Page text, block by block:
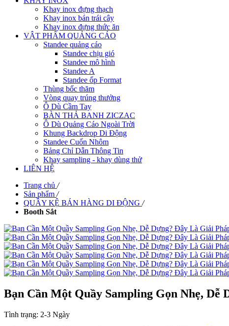
Khay inox đựng thạch
Khay inox bán trái cây
Khay inox đựng thức ăn
VẬT PHẨM QUẢNG CÁO
Standee quảng cáo
Standee chịu gió
Standee mô hình
Standee A
Standee ốp Format
Thùng bốc thăm
Vòng quay trúng thưởng
Ô Dù Cầm Tay
BÀN THẢ BANH ZICZAC
Ô Dù Quảng Cáo Ngoài Trời
Khung Backdrop Di Động
Standee Cuốn Nhôm
Bảng Chỉ Dẫn Thông Tin
Khay sampling - khay dùng thử
LIÊN HỆ
Trang chủ /
Sản phẩm /
QUẦY KỆ BÁN HÀNG DI ĐỘNG /
Booth Sắt
Bạn Cần Một Quầy Sampling Gọn Nhẹ, Dễ
Tình trạng: 2-3 Ngày